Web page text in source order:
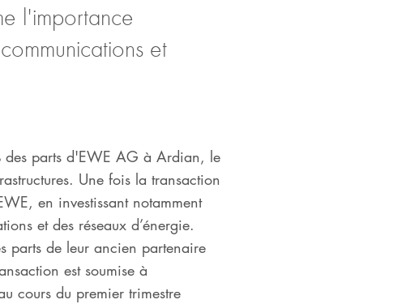
l'importance
et
des parts d'EWE AG à Ardian, le
Une fois la transaction
en investissant notamment
et des réseaux d’énergie.
parts de leur ancien partenaire
est soumise à
cours du premier trimestre